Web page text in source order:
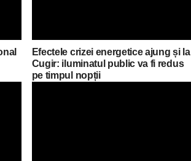
Efectele crizei energetice ajung și la
Cugir: iluminatul public va fi redus
pe timpul nopții